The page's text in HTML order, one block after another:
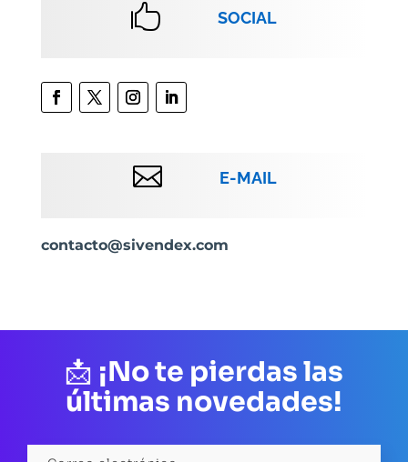
 SOCIAL
 E-MAIL
contacto@sivendex.com
📩 ¡No te pierdas las
últimas novedades!